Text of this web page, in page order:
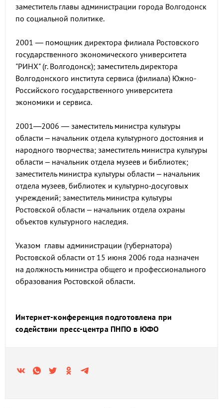
заместитель главы администрации города Волгодонск
по социальной политике.
2001 — помощник директора филиала Ростовского
государственного экономического университета
"РИНХ" (г. Волгодонск); заместитель директора
Волгодонского института сервиса (филиала) Южно-
Российского государственного университета
экономики и сервиса.
2001—2006 — заместитель министра культуры
области – начальник отдела культурного достояния и
народного творчества; заместитель министра культуры
области – начальник отдела музеев и библиотек;
заместитель министра культуры области – начальник
отдела музеев, библиотек и культурно-досуговых
учреждений; заместитель министра культуры
Ростовской области – начальник отдела охраны
объектов культурного наследия.
Указом главы администрации (губернатора)
Ростовской области от 15 июня 2006 года назначен
на должность министра общего и профессионального
образования Ростовской области.
Интернет-конференция подготовлена при
содействии пресс-центра ПНПО в ЮФО